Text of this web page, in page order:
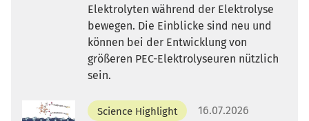
Elektrolyten während der Elektrolyse
bewegen. Die Einblicke sind neu und
können bei der Entwicklung von
größeren PEC-Elektrolyseuren nützlich
sein.
Science Highlight
16.07.2026